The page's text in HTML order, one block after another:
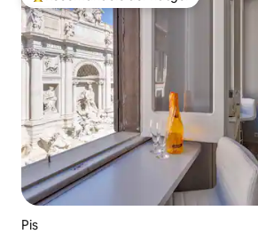
Principals recomanacions dels viatgers
Pis